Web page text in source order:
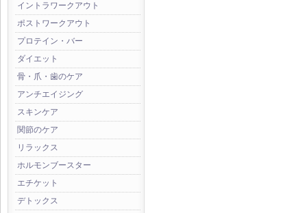
イントラワークアウト
ポストワークアウト
プロテイン・バー
ダイエット
骨・爪・歯のケア
アンチエイジング
スキンケア
関節のケア
リラックス
ホルモンブースター
エチケット
デトックス